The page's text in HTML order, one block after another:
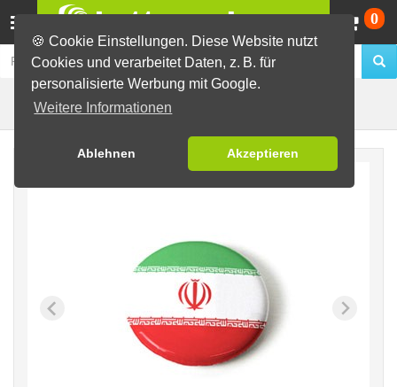
🍪 Cookie Einstellungen. Diese Website nutzt
Cookies und verarbeitet Daten, z. B. für
personalisierte Werbung mit Google.
Weitere Informationen
Ablehnen Akzeptieren
0
Fertig-Sortiment Flaggen